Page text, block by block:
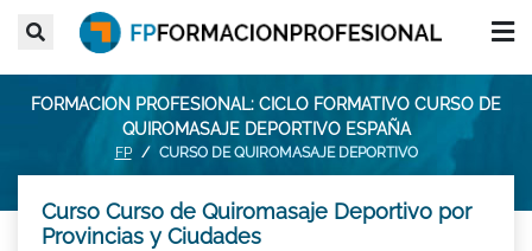
FORMACION PROFESIONAL: CICLO FORMATIVO CURSO DE
QUIROMASAJE DEPORTIVO ESPAÑA
FP CURSO DE QUIROMASAJE DEPORTIVO
Curso Curso de Quiromasaje Deportivo por
Provincias y Ciudades